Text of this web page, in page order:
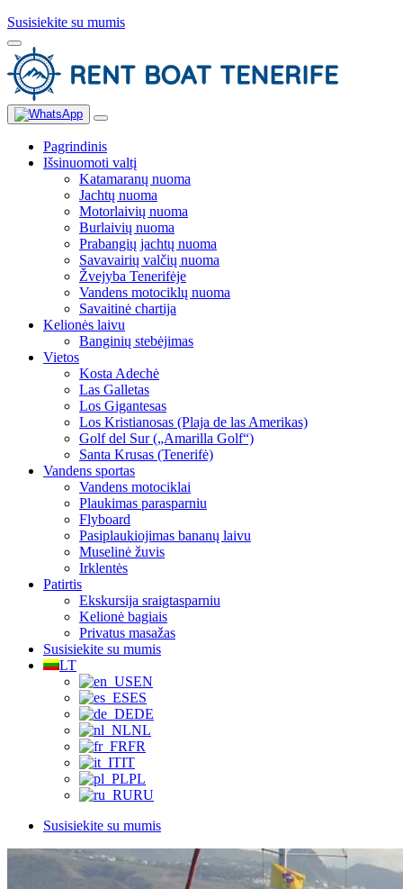
Susisiekite su mumis
Pagrindinis
Išsinuomoti valtį
Katamaranų nuoma
Jachtų nuoma
Motorlaivių nuoma
Burlaivių nuoma
Prabangių jachtų nuoma
Savavairių valčių nuoma
Žvejyba Tenerifėje
Vandens motociklų nuoma
Savaitinė chartija
Kelionės laivu
Banginių stebėjimas
Vietos
Kosta Adechė
Las Galletas
Los Gigantesas
Los Kristianosas (Plaja de las Amerikas)
Golf del Sur („Amarilla Golf“)
Santa Krusas (Tenerifė)
Vandens sportas
Vandens motociklai
Plaukimas parasparniu
Flyboard
Pasiplaukiojimas bananų laivu
Muselinė žuvis
Irklentės
Patirtis
Ekskursija sraigtasparniu
Kelionė bagiais
Privatus masažas
Susisiekite su mumis
LT
EN
ES
DE
NL
FR
IT
PL
RU
Susisiekite su mumis